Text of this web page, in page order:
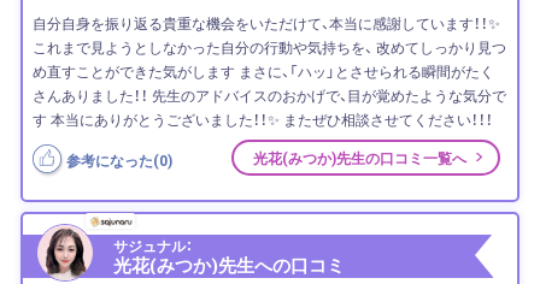
自分自身を振り返る貴重な機会をいただけて、本当に感謝しています！！✨
これまで見ようとしなかった自分の行動や気持ちを、 改めてしっかり見つ
め直すことができた気がします まさに、「ハッ」とさせられる瞬間がたく
さんありました！！ 先生のアドバイスのおかげで、目が覚めたような気分で
す 本当にありがとうございました！！✨ またぜひ相談させてください！！！
参考になった(0) 光花(みつか)先生の口コミ一覧へ
サジュナル：
光花(みつか)先生への口コミ